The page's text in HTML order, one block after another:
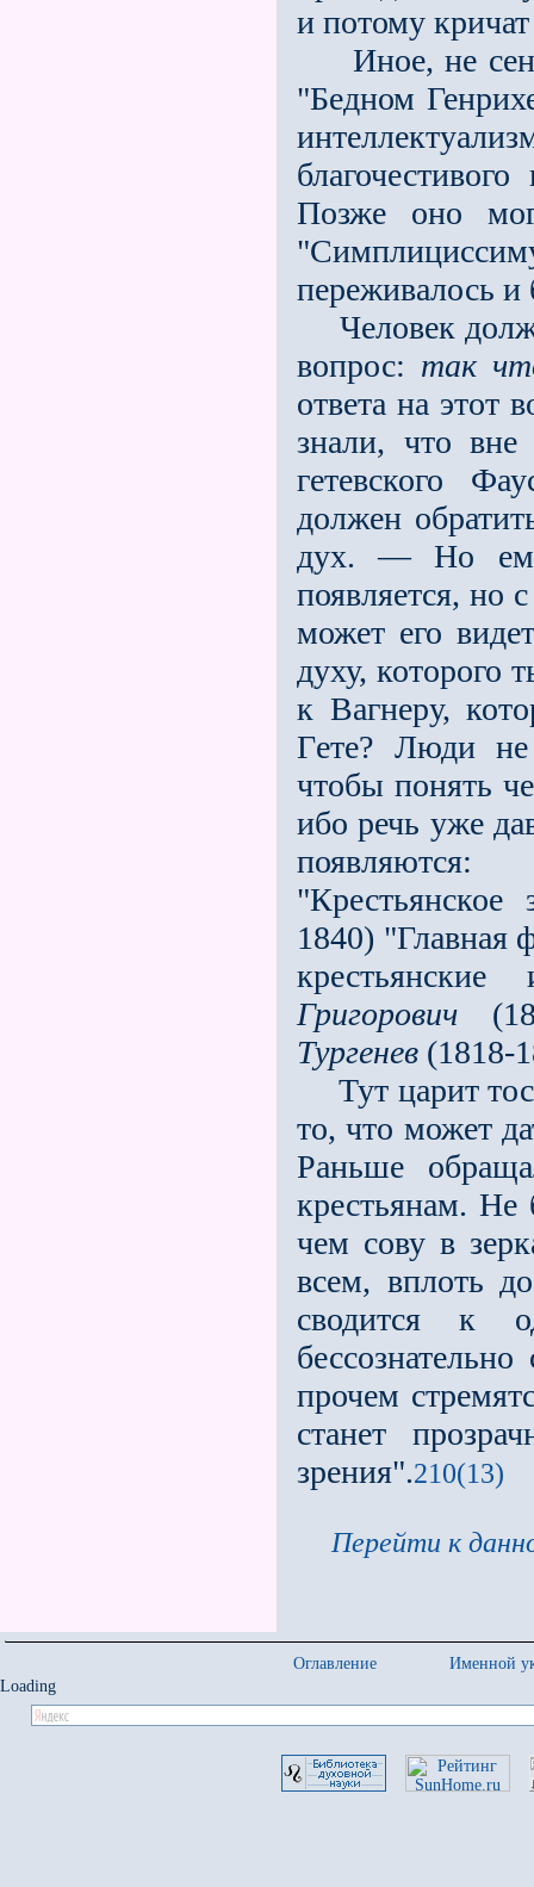
и потому
Иное, не
"Бедном
Позже оно
переживалось
Человек
вопрос: так
ответа на этот
знали, что
гeтевского
должен
дух. — Но
появляется, но
может его
духу, которого
к Вагнеру,
Гeте? Люди
чтобы понять
ибо речь уже
"Крестьянское
1840) "Главная
Григорович
Тургенев (1818-
Тут царит
то, что может
Раньше
крестьянам. Не
чем сову в
всeм, вплоть
сводится к
прочем
станет
зрения".210(13)
Перейти к
Оглавление
Именной
Loading